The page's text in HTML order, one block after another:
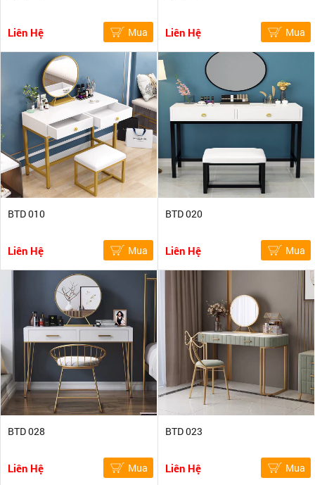
Liên Hệ Mua Liên Hệ Mua
BTD 010
Liên Hệ Mua
BTD 020
Liên Hệ Mua
BTD 028
Liên Hệ Mua
BTD 023
Liên Hệ Mua